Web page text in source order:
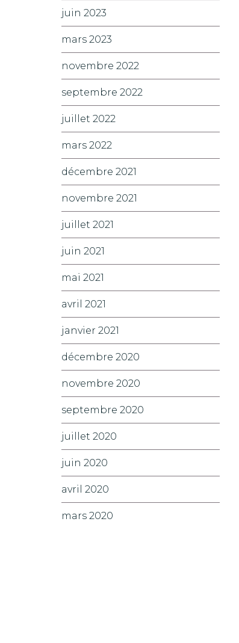
juin 2023
mars 2023
novembre 2022
septembre 2022
juillet 2022
mars 2022
décembre 2021
novembre 2021
juillet 2021
juin 2021
mai 2021
avril 2021
janvier 2021
décembre 2020
novembre 2020
septembre 2020
juillet 2020
juin 2020
avril 2020
mars 2020